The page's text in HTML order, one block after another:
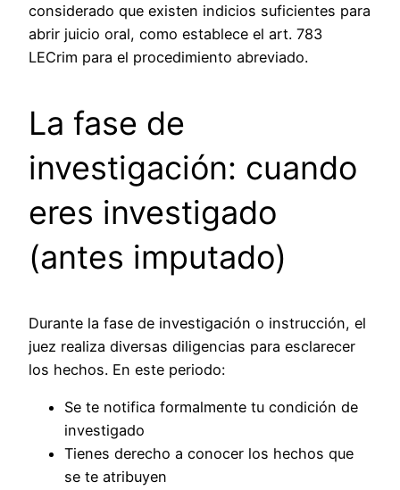
considerado que existen indicios suficientes para
abrir juicio oral, como establece el art. 783
LECrim para el procedimiento abreviado.
La fase de
investigación: cuando
eres investigado
(antes imputado)
Durante la fase de investigación o instrucción, el
juez realiza diversas diligencias para esclarecer
los hechos. En este periodo:
Se te notifica formalmente tu condición de
investigado
Tienes derecho a conocer los hechos que
se te atribuyen